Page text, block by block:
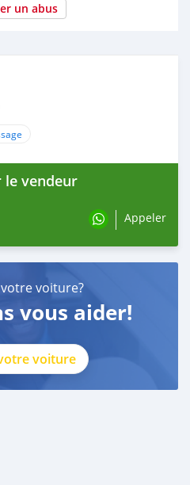
un abus
le vendeur
Appeler
voiture?
vous aider!
voiture